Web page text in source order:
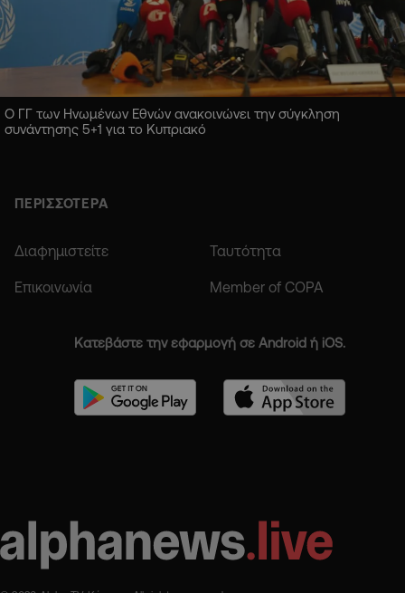
Ο ΓΓ των Ηνωμένων Εθνών ανακοινώνει την σύγκληση
συνάντησης 5+1 για το Κυπριακό
ΠΕΡΙΣΣΟΤΕΡΑ
Διαφημιστείτε Ταυτότητα
Επικοινωνία Member of COPA
Κατεβάστε την εφαρμογή σε Android ή iOS.